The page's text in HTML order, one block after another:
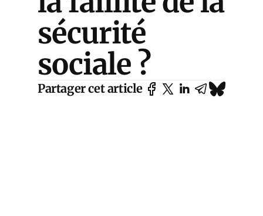
sécurité
sociale ?
Partager cet article